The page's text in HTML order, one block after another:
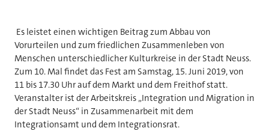
Es leistet einen wichtigen Beitrag zum Abbau von
Vorurteilen und zum friedlichen Zusammenleben von
Menschen unterschiedlicher Kulturkreise in der Stadt Neuss.
Zum 10. Mal findet das Fest am Samstag, 15. Juni 2019, von
11 bis 17.30 Uhr auf dem Markt und dem Freithof statt.
Veranstalter ist der Arbeitskreis „Integration und Migration in
der Stadt Neuss“ in Zusammenarbeit mit dem
Integrationsamt und dem Integrationsrat.